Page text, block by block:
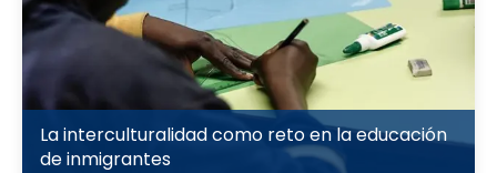
La interculturalidad como reto en la educación
de inmigrantes